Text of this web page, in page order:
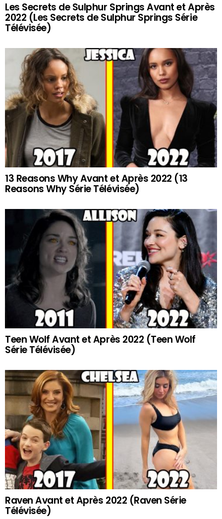
Les Secrets de Sulphur Springs Avant et Après
2022 (Les Secrets de Sulphur Springs Série
Télévisée)
13 Reasons Why Avant et Après 2022 (13
Reasons Why Série Télévisée)
Teen Wolf Avant et Après 2022 (Teen Wolf
Série Télévisée)
Raven Avant et Après 2022 (Raven Série
Télévisée)